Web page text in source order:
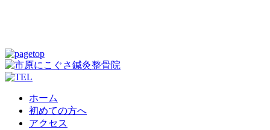
ホーム
初めての方へ
アクセス